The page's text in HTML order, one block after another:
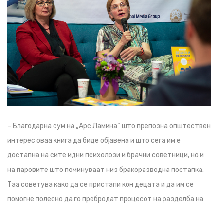
– Благодарна сум на „Арс Ламина“ што препозна општествен
интерес оваа книга да биде објавена и што сега им е
достапна на сите идни психолози и брачни советници, но и
на паровите што поминуваат низ бракоразводна постапка.
Таа советува како да се пристапи кон децата и да им се
помогне полесно да го пребродат процесот на разделба на